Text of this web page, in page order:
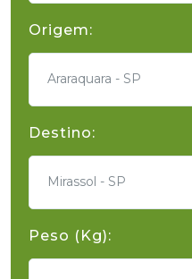
Origem:
Araraquara - SP
Destino:
Mirassol - SP
Peso (Kg):